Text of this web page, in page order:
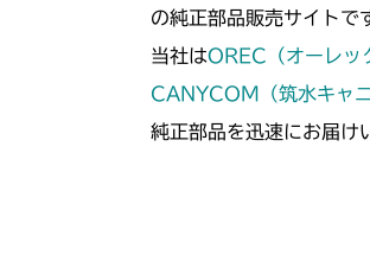
の純正部品販売サイトで
当社はOREC（オーレッ
CANYCOM（筑水キャ
純正部品を迅速にお届け